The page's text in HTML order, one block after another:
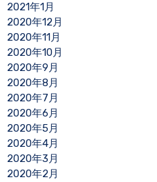
2021年1月
2020年12月
2020年11月
2020年10月
2020年9月
2020年8月
2020年7月
2020年6月
2020年5月
2020年4月
2020年3月
2020年2月